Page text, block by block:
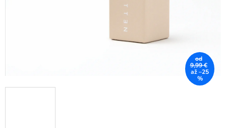
od
9,99 €
až –25
%